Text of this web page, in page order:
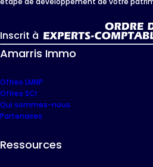
Inscrit à
Amarris Immo
Offres LMNP
Offres SCI
Qui sommes-nous
Partenaires
Ressources